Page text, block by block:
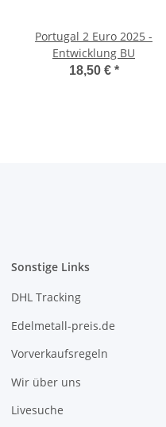
Portugal 2 Euro 2025 -
Entwicklung BU
18,50 € *
Sonstige Links
DHL Tracking
Edelmetall-preis.de
Vorverkaufsregeln
Wir über uns
Livesuche